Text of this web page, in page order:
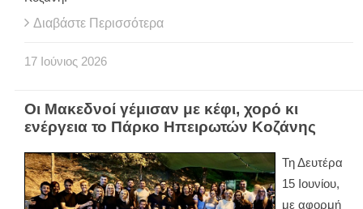
Διαβάστε Περισσότερα
17 Ιούνιος 2026
Οι Μακεδνοί γέμισαν με κέφι, χορό κι
ενέργεια το Πάρκο Ηπειρωτών Κοζάνης
Τη Δευτέρα
15 Ιουνίου,
με αφορμή